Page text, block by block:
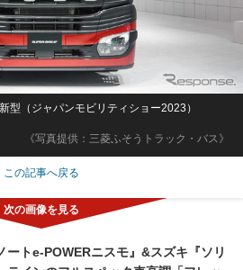
《写真提供：三菱ふそうトラック・バス》
型（ジャパンモビリティショー2023）
この記事へ戻る
ートe-POWERニスモ』&スズキ『ソリ